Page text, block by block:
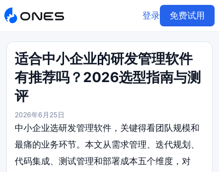
登录 免费试用
适合中小企业的研发管理软件
有推荐吗？2026选型指南与测
评
2026年6月25日
中小企业选研发管理软件，关键得看团队规模和
最痛的业务环节。本文从需求管理、迭代规划、
代码集成、测试管理和部署成本五个维度，对